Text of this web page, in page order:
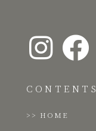
CONTENTS
HOME